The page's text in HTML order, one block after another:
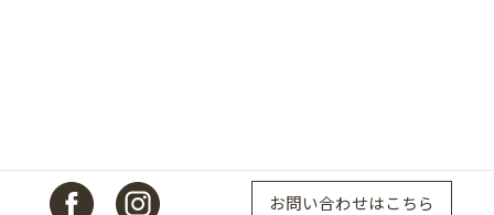
お問い合わせはこちら